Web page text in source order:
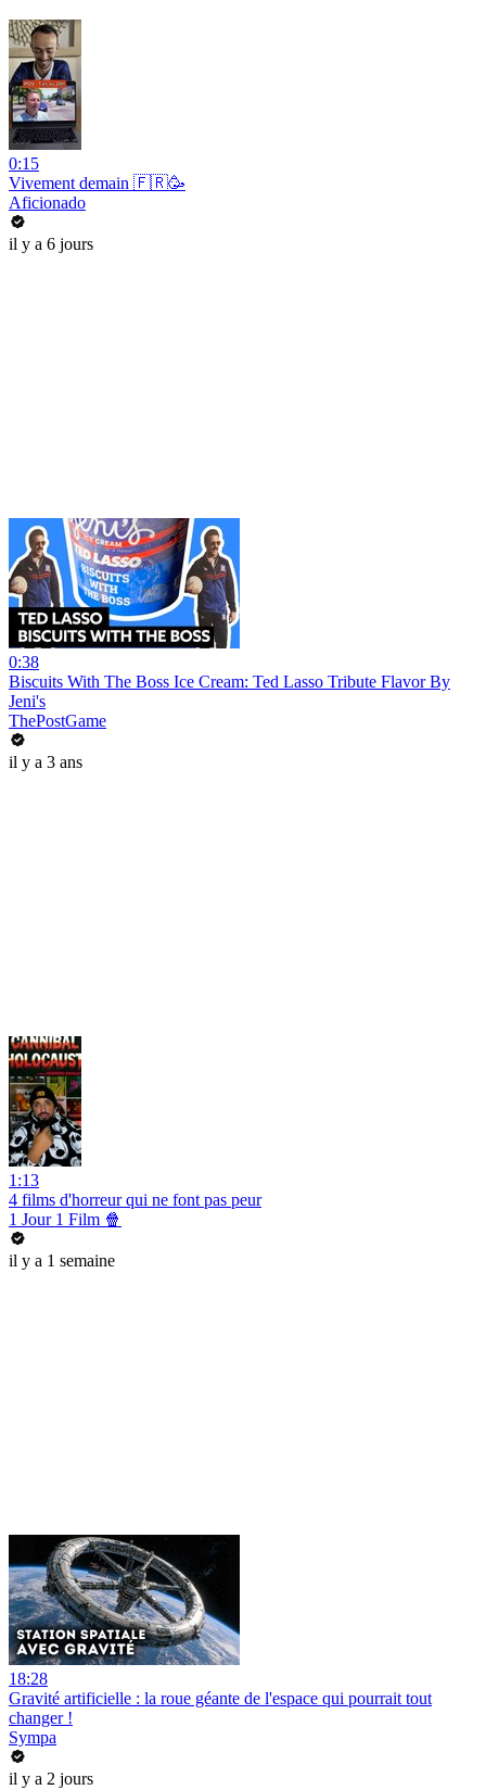
0:15
Vivement demain 🇫🇷🥳
Aficionado
il y a 6 jours
0:38
Biscuits With The Boss Ice Cream: Ted Lasso Tribute Flavor By
Jeni's
ThePostGame
il y a 3 ans
1:13
4 films d'horreur qui ne font pas peur
1 Jour 1 Film 🍿
il y a 1 semaine
18:28
Gravité artificielle : la roue géante de l'espace qui pourrait tout
changer !
Sympa
il y a 2 jours